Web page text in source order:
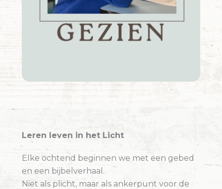
Leren leven in het Licht
Elke ochtend beginnen we met een gebed
en een bijbelverhaal.
Niet als plicht, maar als ankerpunt voor de